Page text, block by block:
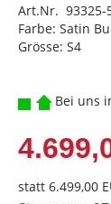
Art.Nr. 93325-
Farbe: Satin
Grösse: S4
Bei uns
statt 6.499,00